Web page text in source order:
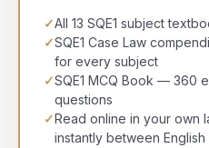
✓All 13 SQE1 subject
✓SQE1 Case Law
for every subject
✓SQE1 MCQ Book — 360
questions
✓Read online in your own
instantly between